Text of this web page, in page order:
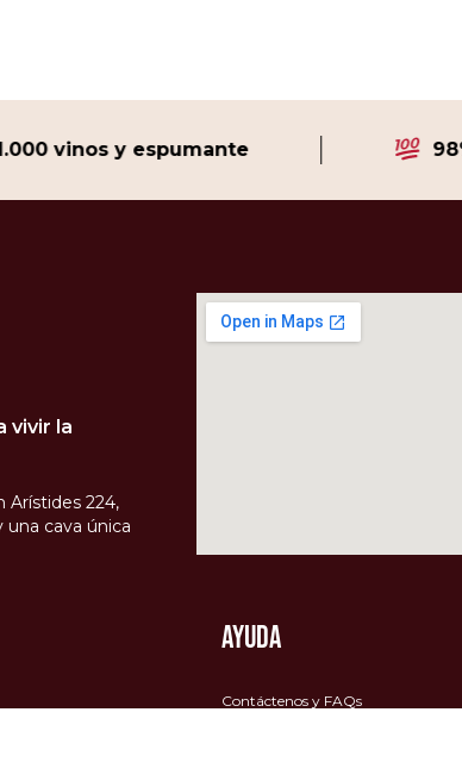
vinos y espumante 98%
vivir la
Arístides 224,
cava única
AYUDA
Contáctenos y FAQs